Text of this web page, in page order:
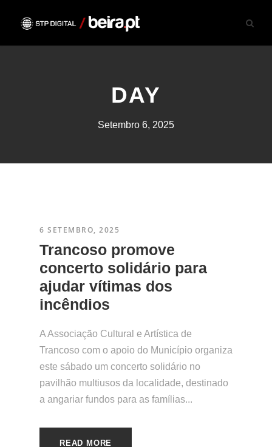
DAY
Setembro 6, 2025
6 SETEMBRO, 2025
Trancoso promove
concerto solidário para
ajudar vítimas dos
incêndios
A Associação Cultural e Artística de
Trancoso com o apoio do Município organiza
este sábado um concerto solidário no
pavilhão multiusos da localidade, destinado
a angariar fundos para as famílias...
READ MORE